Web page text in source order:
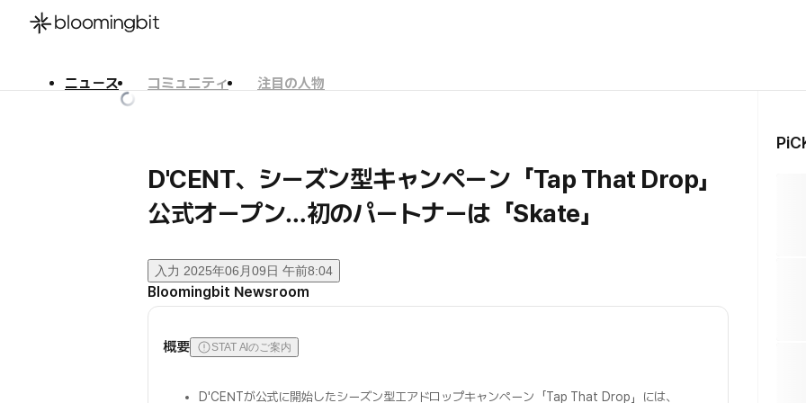
ニュース コミュニティ
注目の人物
D'CENT、シーズン型キャンペーン「Tap That Drop」
公式オープン…初のパートナーは「Skate」
入力 2025年06月09日 午前8:04
Bloomingbit Newsroom
概要 STAT AIのご案内
D'CENTが公式に開始したシーズン型エアドロップキャンペーン「Tap That Drop」には、